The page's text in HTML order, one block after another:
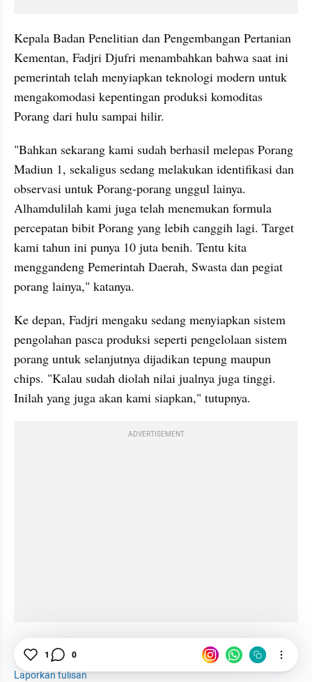
Kepala Badan Penelitian dan Pengembangan Pertanian
Kementan, Fadjri Djufri menambahkan bahwa saat ini
pemerintah telah menyiapkan teknologi modern untuk
mengakomodasi kepentingan produksi komoditas
Porang dari hulu sampai hilir.
"Bahkan sekarang kami sudah berhasil melepas Porang
Madiun 1, sekaligus sedang melakukan identifikasi dan
observasi untuk Porang-porang unggul lainya.
Alhamdulilah kami juga telah menemukan formula
percepatan bibit Porang yang lebih canggih lagi. Target
kami tahun ini punya 10 juta benih. Tentu kita
menggandeng Pemerintah Daerah, Swasta dan pegiat
porang lainya," katanya.
Ke depan, Fadjri mengaku sedang menyiapkan sistem
pengolahan pasca produksi seperti pengelolaan sistem
porang untuk selanjutnya dijadikan tepung maupun
chips. "Kalau sudah diolah nilai jualnya juga tinggi.
Inilah yang juga akan kami siapkan," tutupnya.
ADVERTISEMENT
Syahrul Yasin Limpo
Pertanian
Laporkan tulisan
1 0